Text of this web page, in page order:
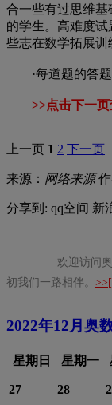
合一些有过思维基
的学生。高难度
些志在数学拓展训
·每道题的答题
>>点击下一页
上一页 1 2 下一页
来源： 网络来源作
分享到: qq空间 新
欢迎访问
初我们一路相伴。 >>
2022年12月 奥
星期日 星期一
27 28